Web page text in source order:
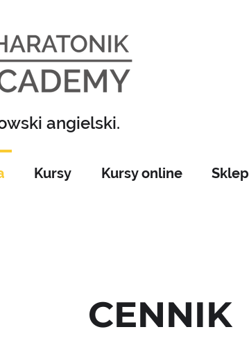
CENNIK
Kursy Kursy online Sklep
angielski.